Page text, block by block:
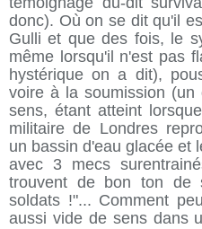
donc). Où on se dit qu'il
Gulli et que des fois, le
même lorsqu'il n'est pas
hystérique on a dit),
voire à la soumission
sens, étant atteint
militaire de Londres
un bassin d'eau glacée et
avec 3 mecs
trouvent de bon ton de
soldats !"... Comment
aussi vide de sens dans